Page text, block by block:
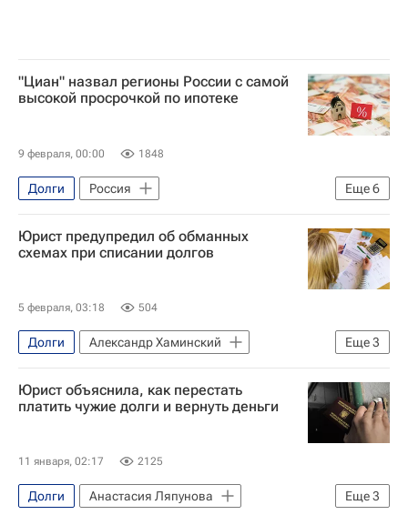
"Циан" назвал регионы России с самой
высокой просрочкой по ипотеке
9 февраля, 00:00 1848
Еще6
Долги
Россия
Республика Ингушетия
Центральный Банк РФ (ЦБ РФ)
Юрист предупредил об обманных
схемах при списании долгов
5 февраля, 03:18 504
Еще3
Долги
Александр Хаминский
Москва
Московская область (Подмосковье)
Юрист объяснила, как перестать
платить чужие долги и вернуть деньги
11 января, 02:17 2125
Еще3
Долги
Анастасия Ляпунова